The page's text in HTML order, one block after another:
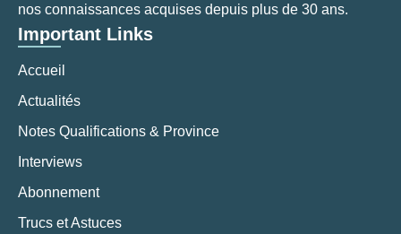
nos connaissances acquises depuis plus de 30 ans.
Important Links
Accueil
Actualités
Notes Qualifications & Province
Interviews
Abonnement
Trucs et Astuces